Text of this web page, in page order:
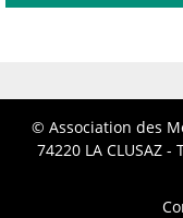
© Association des
74220 LA CLUSAZ -